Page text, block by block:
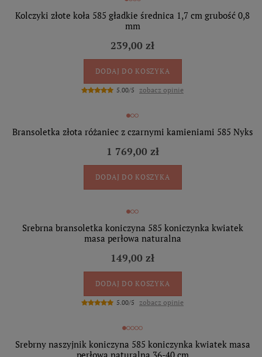
Kolczyki złote koła 585 gładkie średnica 1,7 cm grubość 0,8
mm
239,00 zł
DODAJ DO KOSZYKA
5.00/5 zobacz opinie
Bransoletka złota różaniec z czarnymi kamieniami 585 Nyks
1 769,00 zł
DODAJ DO KOSZYKA
Srebrna bransoletka koniczyna 585 koniczynka kwiatek
masa perłowa naturalna
149,00 zł
DODAJ DO KOSZYKA
5.00/5 zobacz opinie
Srebrny naszyjnik koniczyna 585 koniczynka kwiatek masa
perłowa naturalna 36-40 cm